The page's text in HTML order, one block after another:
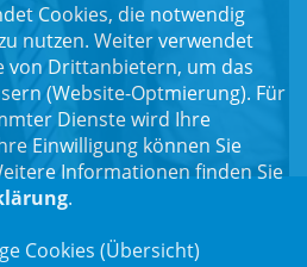
Cookies, die notwendig
nutzen. Weiter verwendet
von Drittanbietern, um das
(Website-Optmierung). Für
Dienste wird Ihre
Einwilligung können Sie
Informationen finden Sie
.
Cookies (Übersicht)